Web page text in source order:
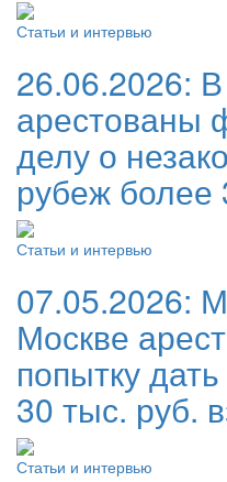
Статьи и интервью
26.06.2026:
арестованы
делу о
рубеж более
Статьи и интервью
07.05.2026:
Москве
попытку
30 тыс. руб.
Статьи и интервью